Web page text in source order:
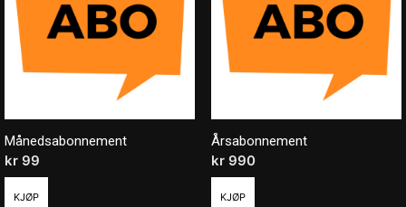
Månedsabonnement
kr 99
KJØP
Årsabonnement
kr990
KJØP